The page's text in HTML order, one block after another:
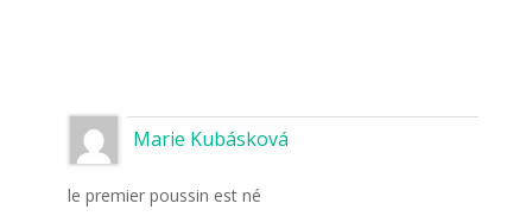
Marie Kubásková
le premier poussin est né